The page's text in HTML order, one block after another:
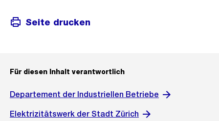
Seite drucken
Für diesen Inhalt verantwortlich
Departement der Industriellen Betriebe
Elektrizitätswerk der Stadt Zürich